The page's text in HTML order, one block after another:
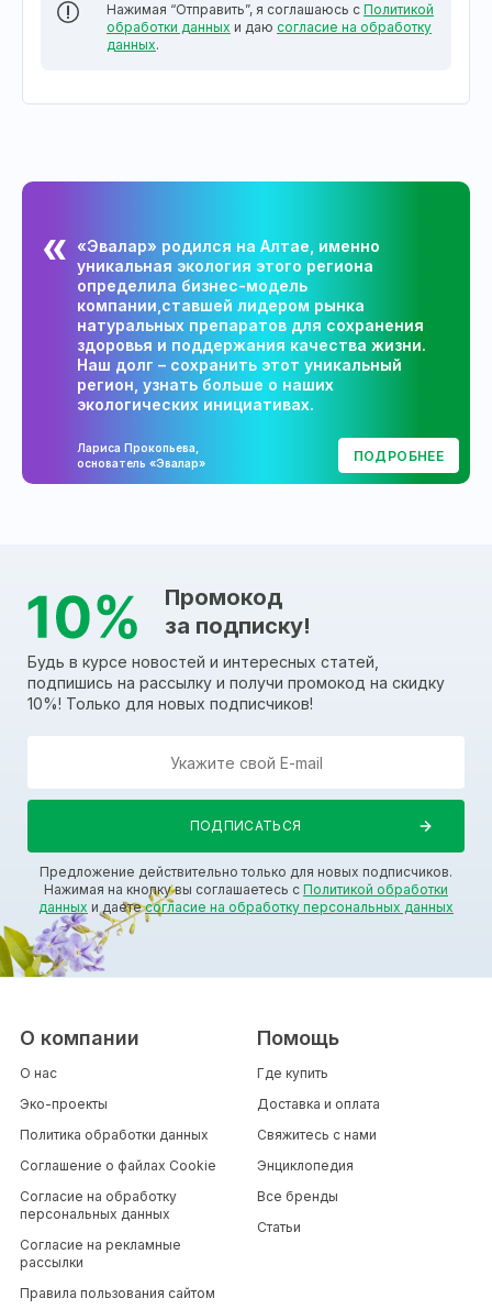
Нажимая “Отправить”, я соглашаюсь с Политикой
обработки данных и даю согласие на обработку
данных.
«Эвалар» родился на Алтае, именно
уникальная экология этого региона
определила бизнес-модель
компании,ставшей лидером рынка
натуральных препаратов для сохранения
здоровья и поддержания качества жизни.
Наш долг – сохранить этот уникальный
регион, узнать больше о наших
экологических инициативах.
Лариса Прокопьева,
основатель «Эвалар»
ПОДРОБНЕЕ
Промокод
за подписку!
Будь в курсе новостей и интересных статей,
подпишись на рассылку и получи промокод на скидку
10%! Только для новых подписчиков!
Предложение действительно только для новых подписчиков.
Нажимая на кнопку вы соглашаетесь с Политикой обработки
данных и даетесогласие на обработку персональных данных
О компании
О нас
Эко-проекты
Политика обработки данных
Соглашение о файлах Cookie
Согласие на обработку
персональных данных
Согласие на рекламные
рассылки
Правила пользования сайтом
Помощь
Где купить
Доставка и оплата
Свяжитесь с нами
Энциклопедия
Все бренды
Статьи